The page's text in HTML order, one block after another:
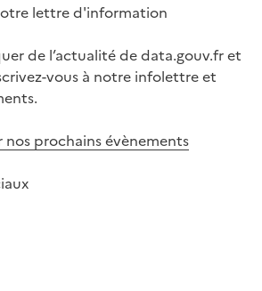
lettre d'information
de l’actualité de data.gouv.fr et
vous à notre infolettre et
nos prochains évènements